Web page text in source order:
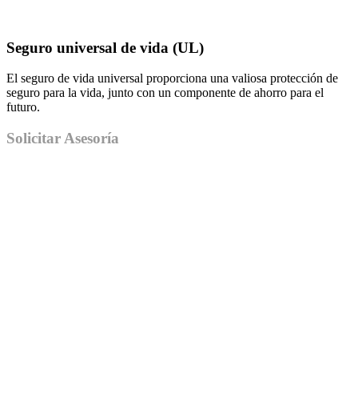
Seguro universal de vida (UL)
El seguro de vida universal proporciona una valiosa protección de
seguro para la vida, junto con un componente de ahorro para el
futuro.
Solicitar Asesoría